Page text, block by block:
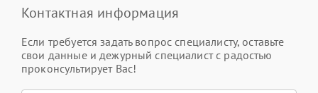
Контактная информация
Если требуется задать вопрос специалисту, оставьте
свои данные и дежурный специалист с радостью
проконсультирует Вас!